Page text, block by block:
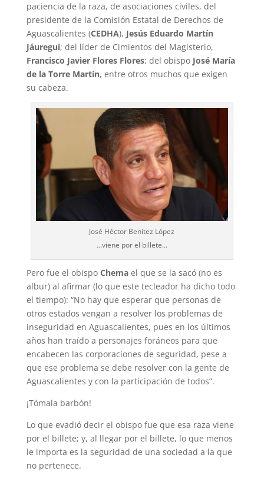
paciencia de la raza, de asociaciones civiles, del
presidente de la Comisión Estatal de Derechos de
Aguascalientes (CEDHA), Jesús Eduardo Martín
Jáuregui; del líder de Cimientos del Magisterio,
Francisco Javier Flores Flores; del obispo José María
de la Torre Martín, entre otros muchos que exigen
su cabeza.
José Héctor Benítez López
…viene por el billete…
Pero fue el obispo Chema el que se la sacó (no es
albur) al afirmar (lo que este tecleador ha dicho todo
el tiempo): “No hay que esperar que personas de
otros estados vengan a resolver los problemas de
inseguridad en Aguascalientes, pues en los últimos
años han traído a personajes foráneos para que
encabecen las corporaciones de seguridad, pese a
que ese problema se debe resolver con la gente de
Aguascalientes y con la participación de todos”.
¡Tómala barbón!
Lo que evadió decir el obispo fue que esa raza viene
por el billete; y, al llegar por el billete, lo que menos
le importa es la seguridad de una sociedad a la que
no pertenece.